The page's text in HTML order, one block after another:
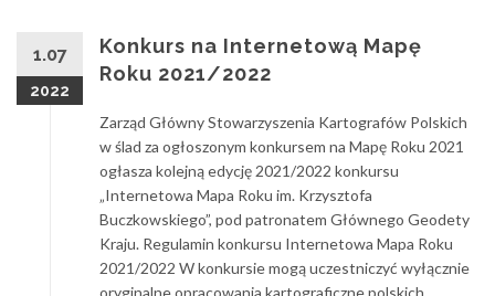
SKP
1.07
2022
Konkurs na Internetową Mapę
Roku 2021/2022
Zarząd Główny Stowarzyszenia Kartografów Polskich
w ślad za ogłoszonym konkursem na Mapę Roku 2021
ogłasza kolejną edycję 2021/2022 konkursu
„Internetowa Mapa Roku im. Krzysztofa
Buczkowskiego”, pod patronatem Głównego Geodety
Kraju. Regulamin konkursu Internetowa Mapa Roku
2021/2022 W konkursie mogą uczestniczyć wyłącznie
oryginalne opracowania kartograficzne polskich